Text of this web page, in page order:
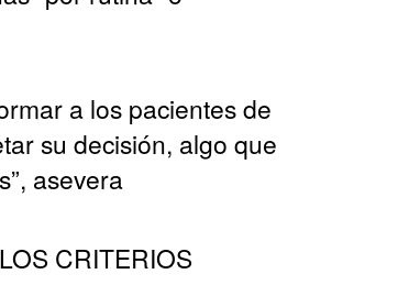
a los pacientes de
su decisión, algo que
asevera
CRITERIOS